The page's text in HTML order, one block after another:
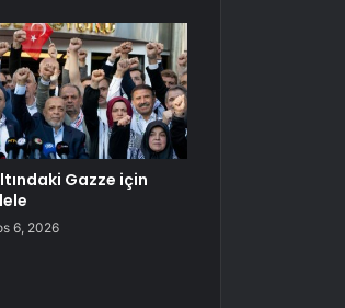
Gazze için
6, 2026